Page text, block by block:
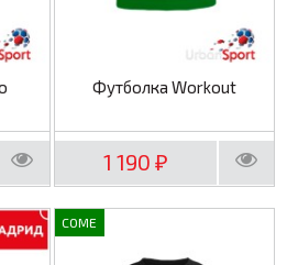
Футболка Workout
1 190 ₽
COME